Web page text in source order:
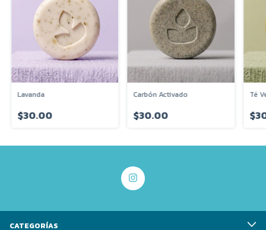
Lavanda
$30.00
Carbón Activado
$30.00
Té
CATEGORÍAS